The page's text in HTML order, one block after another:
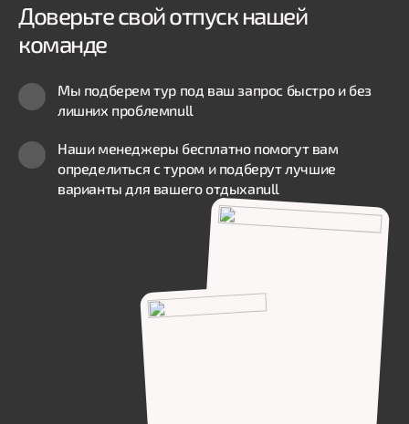
Доверьте свой отпуск нашей
команде
Мы подберем тур под ваш запрос быстро и без
лишних проблемnull
Наши менеджеры бесплатно помогут вам
определиться с туром и подберут лучшие
варианты для вашего отдыхаnull